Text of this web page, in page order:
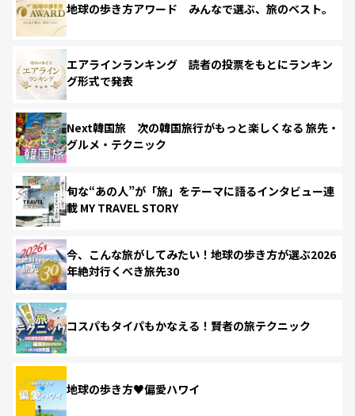
地球の歩き方アワード みんなで選ぶ、旅のベスト。
エアラインランキング 読者の投票をもとにランキン
グ形式で発表
Next韓国旅 次の韓国旅行がもっと楽しくなる 旅先・
グルメ・テクニック
旬な“あの人”が「旅」をテーマに語るインタビュー連
載 MY TRAVEL STORY
今、こんな旅がしてみたい！地球の歩き方が選ぶ2026
年絶対行くべき旅先30
コスパもタイパもかなえる！賢者の旅テクニック
地球の歩き方♥偏愛ハワイ